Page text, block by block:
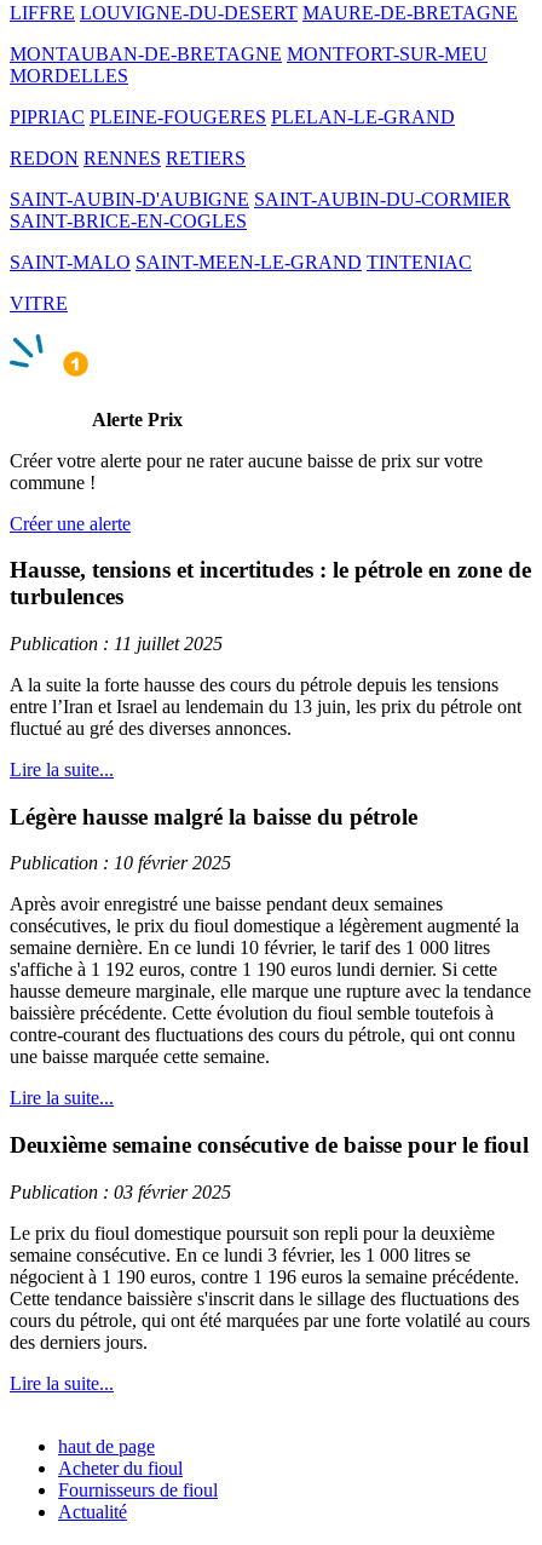
LIFFRE LOUVIGNE-DU-DESERT MAURE-DE-BRETAGNE
MONTAUBAN-DE-BRETAGNE MONTFORT-SUR-MEU
MORDELLES
PIPRIAC PLEINE-FOUGERES PLELAN-LE-GRAND
REDON RENNES RETIERS
SAINT-AUBIN-D'AUBIGNE SAINT-AUBIN-DU-CORMIER
SAINT-BRICE-EN-COGLES
SAINT-MALO SAINT-MEEN-LE-GRAND TINTENIAC
VITRE
Alerte Prix
Créer votre alerte pour ne rater aucune baisse de prix sur votre
commune !
Créer une alerte
Hausse, tensions et incertitudes : le pétrole en zone de
turbulences
Publication : 11 juillet 2025
A la suite la forte hausse des cours du pétrole depuis les tensions
entre l’Iran et Israel au lendemain du 13 juin, les prix du pétrole ont
fluctué au gré des diverses annonces.
Lire la suite...
Légère hausse malgré la baisse du pétrole
Publication : 10 février 2025
Après avoir enregistré une baisse pendant deux semaines
consécutives, le prix du fioul domestique a légèrement augmenté la
semaine dernière. En ce lundi 10 février, le tarif des 1 000 litres
s'affiche à 1 192 euros, contre 1 190 euros lundi dernier. Si cette
hausse demeure marginale, elle marque une rupture avec la tendance
baissière précédente. Cette évolution du fioul semble toutefois à
contre-courant des fluctuations des cours du pétrole, qui ont connu
une baisse marquée cette semaine.
Lire la suite...
Deuxième semaine consécutive de baisse pour le fioul
Publication : 03 février 2025
Le prix du fioul domestique poursuit son repli pour la deuxième
semaine consécutive. En ce lundi 3 février, les 1 000 litres se
négocient à 1 190 euros, contre 1 196 euros la semaine précédente.
Cette tendance baissière s'inscrit dans le sillage des fluctuations des
cours du pétrole, qui ont été marquées par une forte volatilé au cours
des derniers jours.
Lire la suite...
haut de page
Acheter du fioul
Fournisseurs de fioul
Actualité